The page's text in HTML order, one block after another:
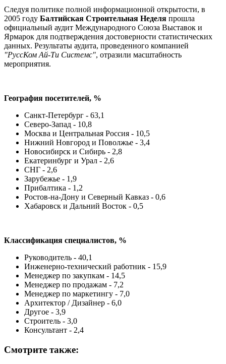
Следуя политике полной информационной открытости, в
2005 году Балтийская Строительная Неделя прошла
официальный аудит Международного Союза Выставок и
Ярмарок для подтверждения достоверности статистических
данных. Результаты аудита, проведенного компанией
"РуссКом Ай-Ти Системс", отразили масштабность
мероприятия.
География посетителей, %
Санкт-Петербург - 63,1
Северо-Запад - 10,8
Москва и Центральная Россия - 10,5
Нижний Новгород и Поволжье - 3,4
Новосибирск и Сибирь - 2,8
Екатеринбург и Урал - 2,6
СНГ - 2,6
Зарубежье - 1,9
Прибалтика - 1,2
Ростов-на-Дону и Северный Кавказ - 0,6
Хабаровск и Дальний Восток - 0,5
Классификация специалистов, %
Руководитель - 40,1
Инженерно-технический работник - 15,9
Менеджер по закупкам - 14,5
Менеджер по продажам - 7,2
Менеджер по маркетингу - 7,0
Архитектор / Дизайнер - 6,0
Другое - 3,9
Строитель - 3,0
Консультант - 2,4
Смотрите также: